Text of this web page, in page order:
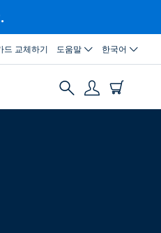
드 교체하기 도움말 한국어